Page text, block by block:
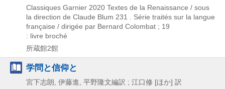
Classiques Garnier 2020 Textes de la Renaissance / sous
la direction de Claude Blum 231 . Série traités sur la langue
française / dirigée par Bernard Colombat ; 19
: livre broché
所蔵館2館
学問と信仰と
宮下志朗, 伊藤進, 平野隆文編訳 ; 江口修 [ほか] 訳